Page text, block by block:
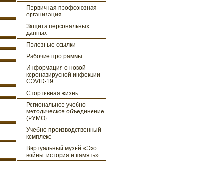
Первичная профсоюзная
организация
Защита персональных
данных
Полезные ссылки
Рабочие программы
Информация о новой
коронавирусной инфекции
COVID-19
Спортивная жизнь
Региональное учебно-
методическое объединение
(РУМО)
Учебно-производственный
комплекс
Виртуальный музей «Эхо
войны: история и память»